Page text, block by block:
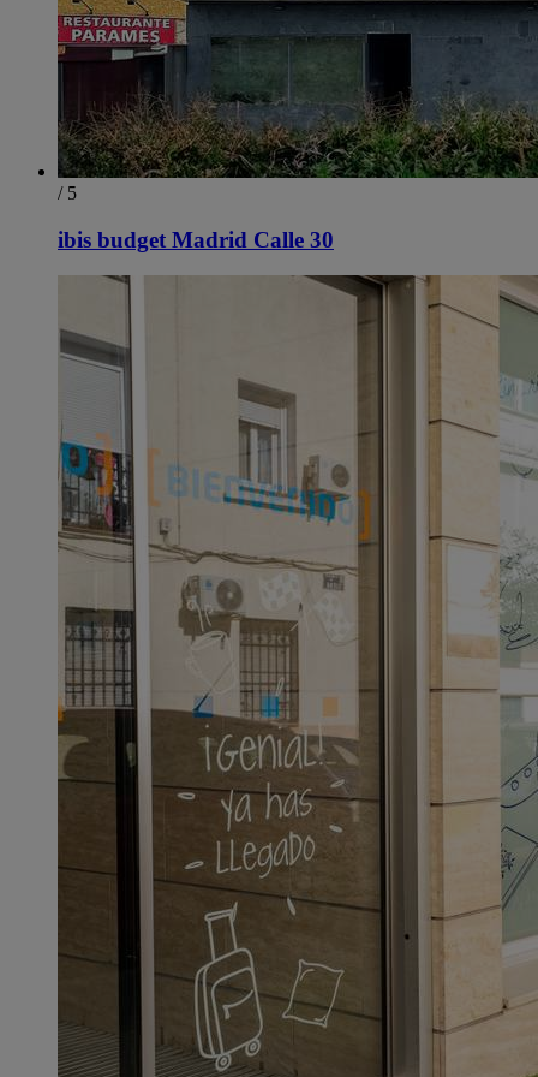
/ 5
ibis budget Madrid Calle 30